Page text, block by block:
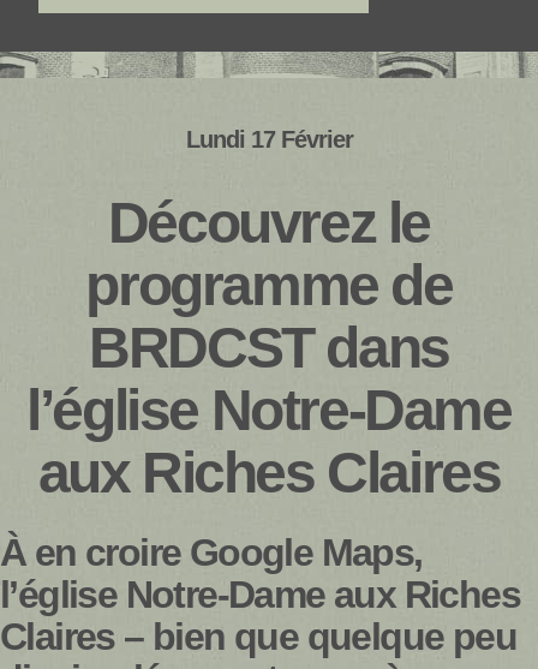
Lundi 17 Février
Découvrez le
programme de
BRDCST dans
l’église Notre-Dame
aux Riches Claires
À en croire Google Maps,
l’église Notre-Dame aux Riches
Claires – bien que quelque peu